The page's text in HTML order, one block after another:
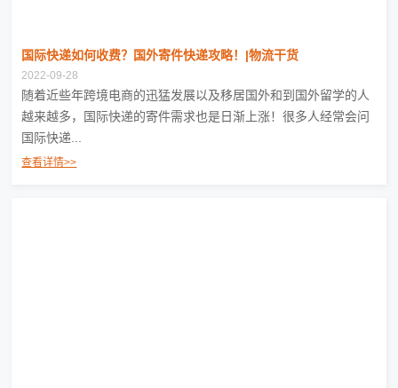
国际快递如何收费？国外寄件快递攻略！|物流干货
2022-09-28
随着近些年跨境电商的迅猛发展以及移居国外和到国外留学的人
越来越多，国际快递的寄件需求也是日渐上涨！很多人经常会问
国际快递...
查看详情>>